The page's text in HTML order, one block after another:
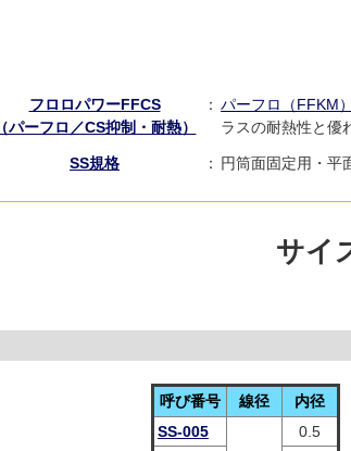
フロロパワーFFCS
（パーフロ／CS抑制・耐熱）
： パーフロ（FFKM
ラスの耐熱性と優
SS規格 ： 円筒面固定用・平
サイ
呼び番号 線径
内径
SS-005
0.5